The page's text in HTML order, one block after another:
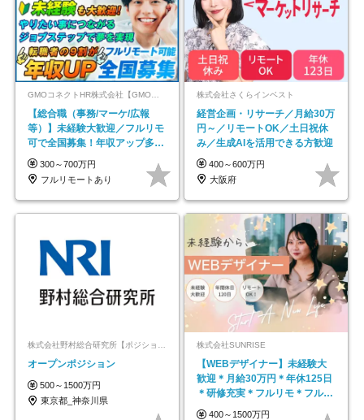
GMOコネクトHR株式会社【GMOインターネットグループ】
【総合職（事務/マーケ/広報
等）】未経験大歓迎／フルリモ
可で全国募集！年収アップ多数
★年休最大130日★
300～700万円
フルリモートあり
株式会社さくらインベスト
経営企画・リサーチ／月給30万
円～／リモートOK／土日祝休
み／生成AIを活用できる方歓迎
400～600万円
大阪府
オープンポジション
500～1500万円
東京都_神奈川県
株式会社SUNRISE
【WEBデザイナー】未経験大
歓迎＊月給30万円＊年休125日
＊研修充実＊フルリモ＊フルフ
レックス＊
400～1500万円